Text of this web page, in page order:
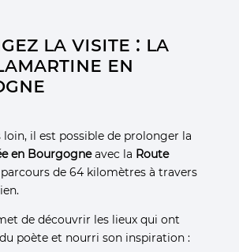
la visite : la
en
loin, il est possible de prolonger la
en Bourgogneavec la Route
de 64 kilomètres à travers
de découvrir les lieux qui ont
poète et nourri son inspiration :